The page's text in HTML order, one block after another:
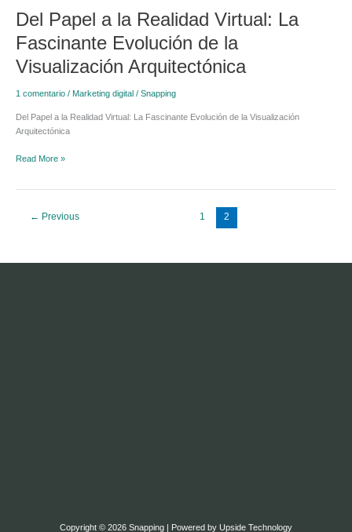
Del Papel a la Realidad Virtual: La
Fascinante Evolución de la
Visualización Arquitectónica
1 comentario / Marketing digital / Snapping
Del Papel a la Realidad Virtual: La Fascinante Evolución de la Visualización
Arquitectónica
a
Realidad
Virtual:
La
de
la
Arquitectónica
Read More »
← Previous 1 2
Copyright © 2026 Snapping | Powered by Upside Technology